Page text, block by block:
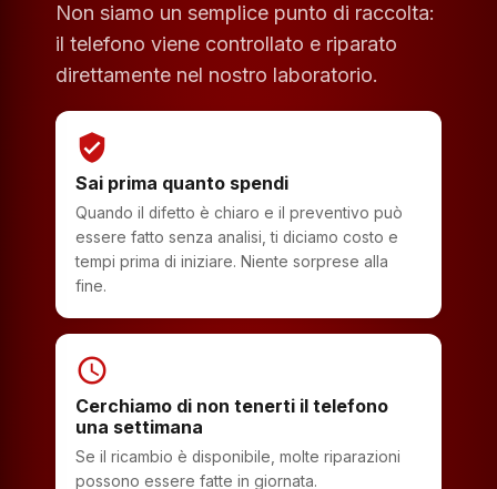
Non siamo un semplice punto di raccolta:
il telefono viene controllato e riparato
direttamente nel nostro laboratorio.
verified_user
Sai prima quanto spendi
Quando il difetto è chiaro e il preventivo può
essere fatto senza analisi, ti diciamo costo e
tempi prima di iniziare. Niente sorprese alla
fine.
schedule
Cerchiamo di non tenerti il telefono
una settimana
Se il ricambio è disponibile, molte riparazioni
possono essere fatte in giornata.